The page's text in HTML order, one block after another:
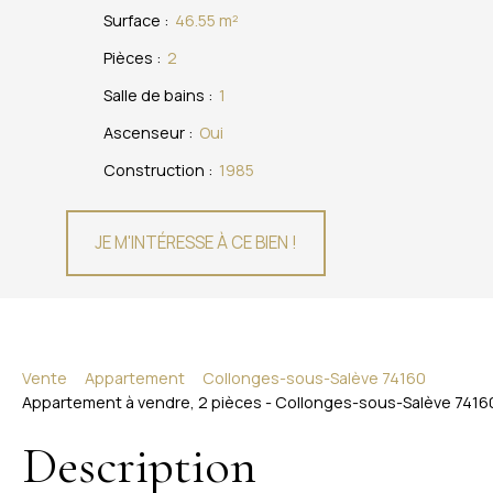
Surface : 46.55 m²
Pièces : 2
Salle de bains : 1
Ascenseur : Oui
Construction : 1985
JE M'INTÉRESSE À CE BIEN !
Vente Appartement
Collonges-sous-Salève 74160
Appartement à vendre, 2 pièces - Collonges-sous-Salève
Description